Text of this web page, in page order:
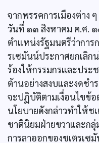
จากพรรคการเมืองต่าง
วันที่ ๑๓ สิงหาคม ค.ศ.
ตำแหน่งรัฐมนตรีว่าการ
รเซมันน์ประกาศยกเลิก
ร้องให้กรรมกรและประ
ต้านอย่างสงบและงดชำ
จะปฏิบัติตามเงื่อนไขข้
นโยบายดังกล่าวทำให้ช
ชาตินิยมฝ่ายขวาและกลุ่
การลาออกของชเตรเซ